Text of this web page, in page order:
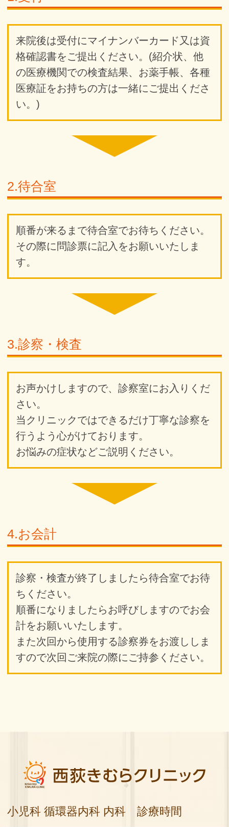
来院後は受付にマイナンバーカード又は資
格確認書をご提出ください。(紹介状、他
の医療機関での検査結果、お薬手帳、各種
医療証をお持ちの方は一緒にご提出くださ
い。)
2.待合室
順番が来るまで待合室でお待ちください。
その際に問診票に記入をお願いいたしま
す。
3.診察・検査
お声かけしますので、診察室にお入りくだ
さい。
当クリニックではできるだけ丁寧な診察を
行うよう心がけております。
お悩みの症状などご説明ください。
4.お会計
診察・検査が終了しましたら待合室でお待
ちください。
順番になりましたらお呼びしますのでお会
計をお願いいたします。
また次回から使用する診察券をお渡ししま
すので次回ご来院の際にご持参ください。
小児科 循環器内科 内科 診療時間